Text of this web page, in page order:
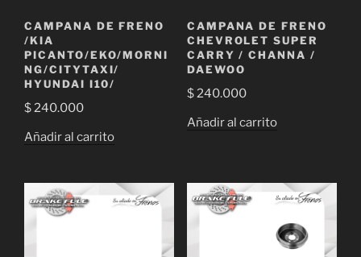
CAMPANA DE FRENO
/KIA
PICANTO/EKO/MORNI
NG/CITYTAXI/
HYUNDAI I10/
$240.000
Añadir al carrito
CAMPANA DE FRENO
CHEVROLET SUPER
CARRY / CHANNA /
DAEWOO
$240.000
Añadir al carrito